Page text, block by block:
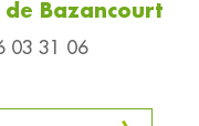
Bazancourt
03 31 06